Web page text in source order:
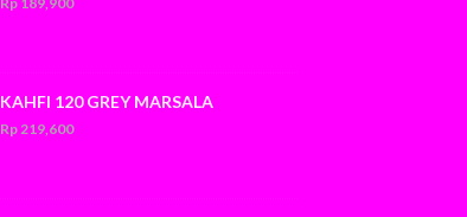
KAHFI 120 GREY MARSALA
Rp 219,600